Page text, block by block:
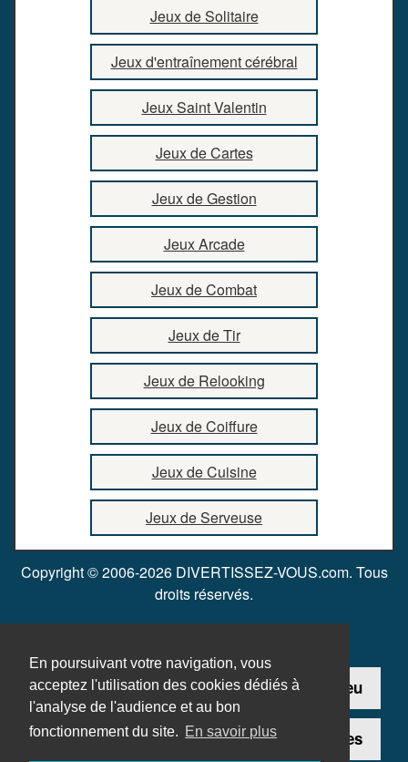
En poursuivant votre navigation, vous
acceptez l'utilisation des cookies dédiés à
l'analyse de l'audience et au bon
fonctionnement du site. En savoir plus
Jeux de Solitaire
Jeux d'entraînement cérébral
Jeux Saint Valentin
Jeux de Cartes
Jeux de Gestion
Jeux Arcade
Jeux de Combat
Jeux de Tir
Jeux de Relooking
Jeux de Coiffure
Jeux de Cuisine
Jeux de Serveuse
Copyright © 2006-2026 DIVERTISSEZ-VOUS.com. Tous
droits réservés.
Contact Ajouter un jeu
Plan du site Mentions légales